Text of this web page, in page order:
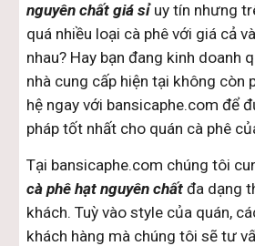
nguyên chất giá sỉ uy tín nhưng
quá nhiều loại cà phê với giá cả
nhau? Hay bạn đang kinh doanh
nhà cung cấp hiện tại không còn
hệ ngay với bansicaphe.com để
pháp tốt nhất cho quán cà phê
cà phê hạt nguyên chất đa dạng
khách. Tuỳ vào style của quán,
khách hàng mà chúng tôi sẽ tư